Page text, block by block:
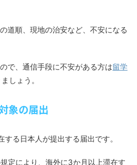
道順、現地の治安など、不安になる
で、通信手段に不安がある方は留学
しょう。
象の届出
る日本人が提出する届出です。
定により、海外に3か月以上滞在す